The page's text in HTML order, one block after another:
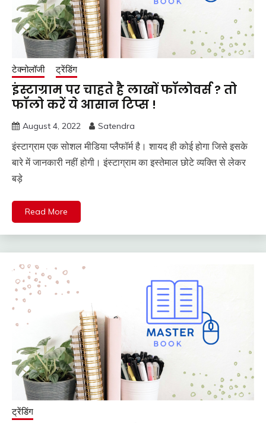
टेक्नोलॉजी ट्रेंडिंग
इंस्टाग्राम पर चाहते है लाखों फॉलोवर्स ? तो
फॉलो करें ये आसान टिप्स !
August 4, 2022 Satendra
इंस्टाग्राम एक सोशल मीडिया प्लैफॉर्म है। शायद ही कोई होगा जिसे इसके
बारे में जानकारी नहीं होगी। इंस्टाग्राम का इस्तेमाल छोटे व्यक्ति से लेकर
बड़े
Read More
ट्रेंडिंग